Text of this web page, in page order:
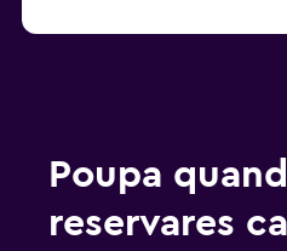
Poupa
reservares